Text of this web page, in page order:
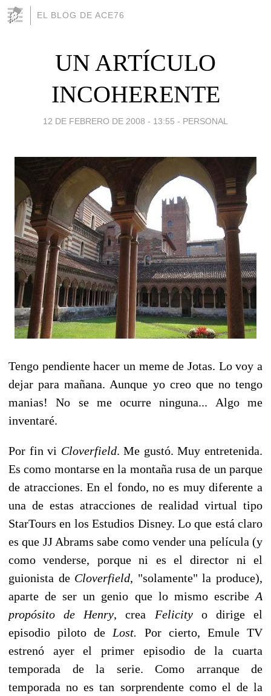
EL BLOG DE ACE76
UN ARTÍCULO
INCOHERENTE
12 DE FEBRERO DE 2008 - 13:55 - PERSONAL
Tengo pendiente hacer un meme de Jotas. Lo voy a
dejar para mañana. Aunque yo creo que no tengo
manias! No se me ocurre ninguna... Algo me
inventaré.
Por fin vi Cloverfield. Me gustó. Muy entretenida.
Es como montarse en la montaña rusa de un parque
de atracciones. En el fondo, no es muy diferente a
una de estas atracciones de realidad virtual tipo
StarTours en los Estudios Disney. Lo que está claro
es que JJ Abrams sabe como vender una película (y
como venderse, porque ni es el director ni el
guionista de Cloverfield, "solamente" la produce),
aparte de ser un genio que lo mismo escribe A
propósito de Henry, crea Felicity o dirige el
episodio piloto de Lost. Por cierto, Emule TV
estrenó ayer el primer episodio de la cuarta
temporada de la serie. Como arranque de
temporada no es tan sorprendente como el de la